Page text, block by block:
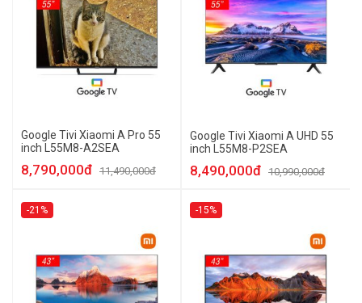
Google Tivi Xiaomi A Pro 55
inch L55M8-A2SEA
8,790,000đ 11,490,000đ
Google Tivi Xiaomi A UHD 55
inch L55M8-P2SEA
8,490,000đ 10,990,000đ
-21% -15%